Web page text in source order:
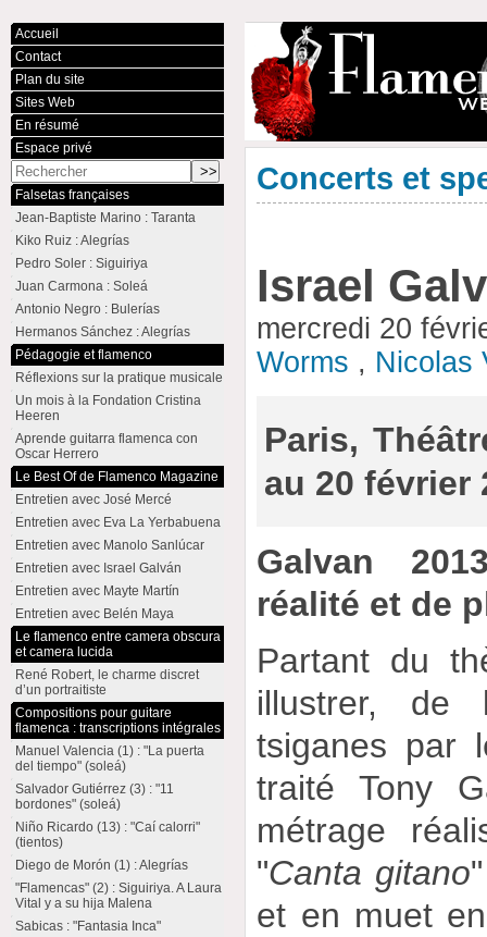
Concerts et
Israel
mercredi 20
Worms , Nicolas
Paris,
au 20 février
Galvan
réalité et de
Partant du
illustrer, de
tsiganes par
traité Tony
métrage
"Canta gitano
et en muet
Accueil
Contact
Plan du site
Sites Web
En résumé
Espace privé
Falsetas françaises
Jean-Baptiste Marino : Taranta
Kiko Ruiz : Alegrías
Pedro Soler : Siguiriya
Juan Carmona : Soleá
Antonio Negro : Bulerías
Hermanos Sánchez : Alegrías
Pédagogie et flamenco
Réflexions sur la pratique musicale
Un mois à la Fondation Cristina
Heeren
Aprende guitarra flamenca con
Oscar Herrero
Le Best Of de Flamenco Magazine
Entretien avec José Mercé
Entretien avec Eva La Yerbabuena
Entretien avec Manolo Sanlúcar
Entretien avec Israel Galván
Entretien avec Mayte Martín
Entretien avec Belén Maya
Le flamenco entre camera obscura
et camera lucida
René Robert, le charme discret
d’un portraitiste
Compositions pour guitare
flamenca : transcriptions intégrales
Manuel Valencia (1) : "La puerta
del tiempo" (soleá)
Salvador Gutiérrez (3) : "11
bordones" (soleá)
Niño Ricardo (13) : "Caí calorri"
(tientos)
Diego de Morón (1) : Alegrías
"Flamencas" (2) : Siguiriya. A Laura
Vital y a su hija Malena
Sabicas : "Fantasia Inca"